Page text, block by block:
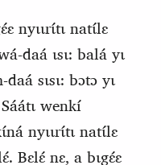
nyɩɩrɩ́tɩ natɩ́lɛ
daá ɩsɩ: balá yɩ
sɩsɩ: bɔtɔ yɩ
wenkí
nyɩɩrɩ́tɩ natɩ́lɛ
Bɛlɛ́ nɛ, a bɩgɛ́ɛ